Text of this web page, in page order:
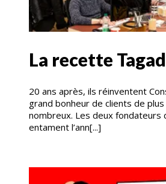
La recette
20 ans après, ils réinventent
grand bonheur de clients de plus
nombreux. Les deux fondateurs
entament l’ann[...]